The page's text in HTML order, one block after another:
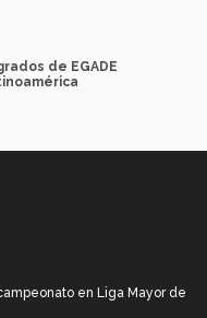
de EGADE
en Liga Mayor de